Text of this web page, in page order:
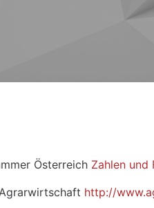
Österreich Zahlen und
http://